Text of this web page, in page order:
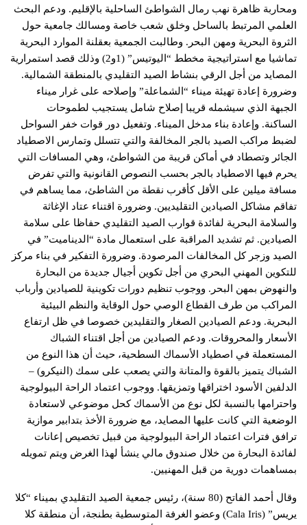
ومحاربة ظاهرة نهب رمال الشواطئ الساحلية بالإقليم. ودعم البحث
العلمي المرتبط بالساحل وخلق شعب خاصة ومسالك جامعية حول
الثروة البحرية ومهن البحر. وطالبت الجمعية بعقلنة الموارد البحرية
تماشيا مع استراتيجية مخطط “اليوتيس” (1و2) وذلك قصد استمرارية
المصايد من أجل الرقي بنشاط الصيد التقليدي بالمنطقة الشمالية.
وضرورة إعادة تهيئة ميناء “الشماعلة” وإصلاحه على غرار ميناء
الجبهة الذي سيشمله قريبا إصلاح شامل يستجيب لطموحات
الساكنة. وإعادة بناء مدخل الميناء. وتفعيل دور قوات خفر السواحل
لضبط مراكب الصيد بالجر المخالفة والتي تتسلل وتمارس الاصطياد
الجائر وتصطاد في أماكن قريبة من الشواطئ، وهي المسافات التي
يحرم فيها الاصطياد بالجر بحسب النصوص القانونية والتي تفرض
مسافة ميلين على الأقل كأقرب نقطة من الشاطئ، مما يساهم في
تفاقم مشاكل الصيادين التقليديين. وضرورة اقتناء عتاد الإغاثة
والسلامة البحرية لفائدة قوارب الصيد التقليدي حفاظا على سلامة
الصيادين. ثم تشديد المراقبة على استعمال مادة “الديناميت” في
الصيد وزجر كل المخالفات المرصودة. وضرورة التفكير في بناء مركز
للتكوين المهني البحري من أجل تكوين أجيال جديدة من البحارة
والنهوض بمهن البحر. ووجوب تنظيم دورات تكوينية للصيادين وأرباب
المراكب من طرف القطاع الوصي حول الوقاية والنظم البيئية
البحرية. ودعم الصيادين الصغار والتقليدين خصوصا في ظل ارتفاع
الأسعار والمحروقات. ودعم الصيادين من أجل اقتناء الشباك
المستعملة في اصطياد الأسماك السطحية، حيث أن هذا النوع من
الشباك يتميز بالقوة والمتانة والتي يصعب على سمك (النيكرو) –
الدلفين الأسود اختراقها وتمزيقها. ووجوب اعتماد الراحة البيولوجية
واحترامها بالنسبة لكل نوع من الأسماك كحل موضوعي لاستعادة
الوضعية التي كانت عليها المصايد، مع ضرورة الأخذ بتدابير موازية
ترافق فترات اعتماد الراحة البيولوجية من قبيل تخصيص إعانات
لفائدة البحارة من خلال صندوق مالي ينشأ لهذا الغرض ويتم تمويله
بمساهمات دورية من قبل المهنيين.
وقال أحمد الفاتح (80 سنة)، رئيس جمعية الصيد التقليدي بميناء “كلا
يريس” (Cala Iris) وعضو الغرفة المتوسطية بطنجة، أن منطقة كلا